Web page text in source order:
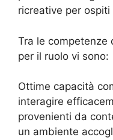
ricreative per
Tra le competenze
per il ruolo vi sono:
Ottime capacità
interagire
provenienti da
un ambiente